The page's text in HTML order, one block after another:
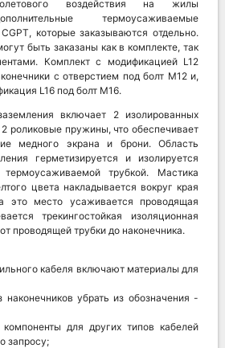
воздействия на жилы
термоусаживаемые
которые заказываются отдельно.
быть заказаны как в комплекте, так
Комплект с модификацией L12
с отверстием под болт M12 и,
L16 под болт М16.
включает 2 изолированных
роликовые пружины, что обеспечивает
медного экрана и брони. Область
герметизируется и изолируется
трубкой. Мастика
цвета накладывается вокруг края
это место усаживается проводящая
трекингостойкая изоляционная
проводящей трубки до наконечника.
кабеля включают материалы для
наконечников убрать из обозначения -
для других типов кабелей
запросу;